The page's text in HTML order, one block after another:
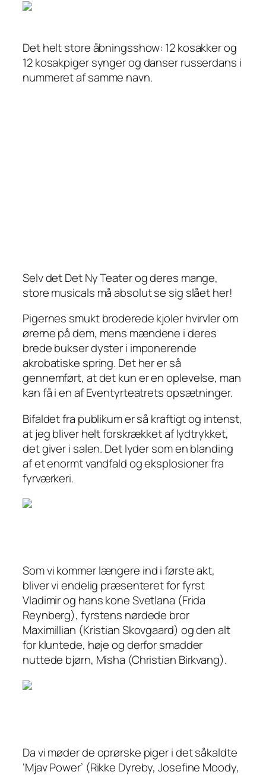
Det helt store åbningsshow: 12 kosakker og
12 kosakpiger synger og danser russerdans i
nummeret af samme navn.
Selv det Det Ny Teater og deres mange,
store musicals må absolut se sig slået her!
Pigernes smukt broderede kjoler hvirvler om
ørerne på dem, mens mændene i deres
brede bukser dyster i imponerende
akrobatiske spring. Det her er så
gennemført, at detkuner en oplevelse, man
kan få i en af Eventyrteatrets opsætninger.
Bifaldet fra publikum er så kraftigt og intenst,
at jeg bliver helt forskrækket af lydtrykket,
det giver i salen. Det lyder som en blanding
af et enormt vandfald og eksplosioner fra
fyrværkeri.
Som vi kommer længere ind i første akt,
bliver vi endelig præsenteret for fyrst
Vladimir og hans kone Svetlana (Frida
Reynberg), fyrstens nørdede bror
Maximillian (Kristian Skovgaard) og den alt
for kluntede, høje og derfor smadder
nuttede bjørn, Misha (Christian Birkvang).
Da vi møder de oprørske piger i det såkaldte
‘Mjav Power’ (Rikke Dyreby, Josefine Moody,